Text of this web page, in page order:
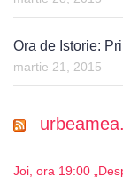
Ora de Istorie:
martie 21, 2015
Joi, ora 19:00